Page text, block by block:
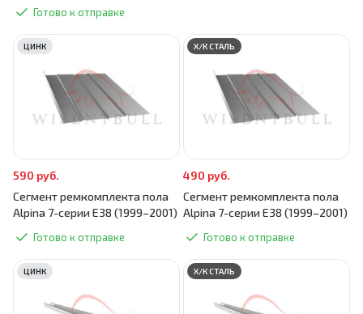
Готово к отправке
590 руб.
Сегмент ремкомплекта пола
Alpina 7-серии E38 (1999–2001)
Готово к отправке
ЦИНК
490 руб.
Сегмент ремкомплекта пола
Alpina 7-серии E38 (1999–2001)
Готово к отправке
Х/К СТАЛЬ
ЦИНК Х/К СТАЛЬ